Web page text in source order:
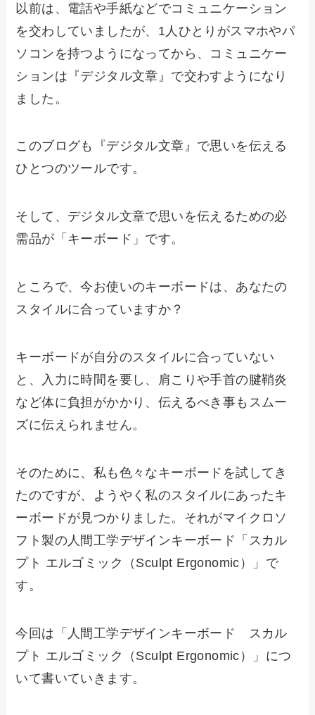
以前は、電話や手紙などでコミュニケーション
を交わしていましたが、1人ひとりがスマホやパ
ソコンを持つようになってから、コミュニケー
ションは『デジタル文章』で交わすようになり
ました。
このブログも『デジタル文章』で思いを伝える
ひとつのツールです。
そして、デジタル文章で思いを伝えるための必
需品が「キーボード」です。
ところで、今お使いのキーボードは、あなたの
スタイルに合っていますか？
キーボードが自分のスタイルに合っていない
と、入力に時間を要し、肩こりや手首の腱鞘炎
など体に負担がかかり、伝えるべき事もスムー
ズに伝えられません。
そのために、私も色々なキーボードを試してき
たのですが、ようやく私のスタイルにあったキ
ーボードが見つかりました。それがマイクロソ
フト製の人間工学デザインキーボード「スカル
プト エルゴミック（Sculpt Ergonomic）」で
す。
今回は「人間工学デザインキーボード スカル
プト エルゴミック（Sculpt Ergonomic）」につ
いて書いていきます。